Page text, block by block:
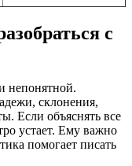
с
непонятной.
склонения,
Если объяснять все
устает. Ему важно
помогает писать